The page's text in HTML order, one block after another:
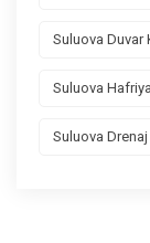
Suluova Duvar
Suluova
Suluova